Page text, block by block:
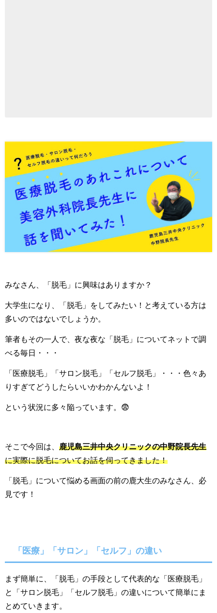
みなさん、「脱毛」に興味はありますか？
大学生になり、「脱毛」をしてみたい！と考えている方は
多いのではないでしょうか。
筆者もその一人で、夜な夜な「脱毛」についてネットで調
べる毎日・・・
「医療脱毛」「サロン脱毛」「セルフ脱毛」・・・色々あ
りすぎてどうしたらいいかわかんないよ！
という状況に多々陥っています。😨
そこで今回は、 鹿児島三井中央クリニックの中野院長先生
に実際に脱毛についてお話を伺ってきました！
「脱毛」について悩める画面の前の鹿大生のみなさん、必
見です！
「医療」「サロン」「セルフ」の違い
まず簡単に、「脱毛」の手段として代表的な「医療脱毛」
と「サロン脱毛」「セルフ脱毛」の違いについて簡単にま
とめていきます。